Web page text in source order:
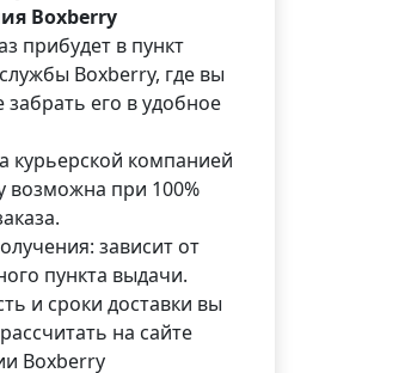
Boxberry
прибудет в пункт
Boxberry, где вы
забрать его в удобное
курьерской компанией
возможна при 100%
зависит от
пункта выдачи.
и сроки доставки вы
на сайте
Boxberry